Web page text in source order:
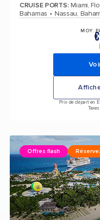
CRUISE PORTS: Miami,
Bahamas
Nassau,
MOY.€
Prix de départ en
Offres flash